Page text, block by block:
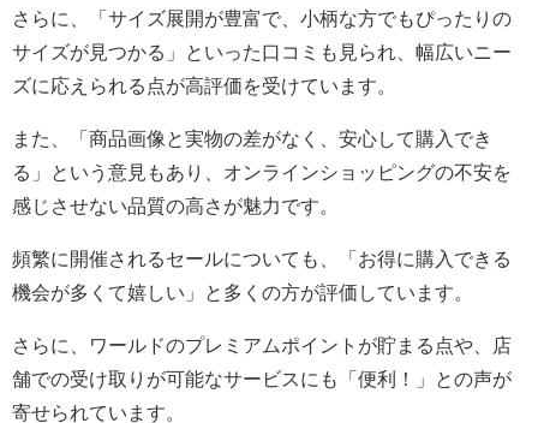
さらに、「サイズ展開が豊富で、小柄な方でもぴったりの
サイズが見つかる」といった口コミも見られ、幅広いニー
ズに応えられる点が高評価を受けています。
また、「商品画像と実物の差がなく、安心して購入でき
る」という意見もあり、オンラインショッピングの不安を
感じさせない品質の高さが魅力です。
頻繁に開催されるセールについても、「お得に購入できる
機会が多くて嬉しい」と多くの方が評価しています。
さらに、ワールドのプレミアムポイントが貯まる点や、店
舗での受け取りが可能なサービスにも「便利！」との声が
寄せられています。